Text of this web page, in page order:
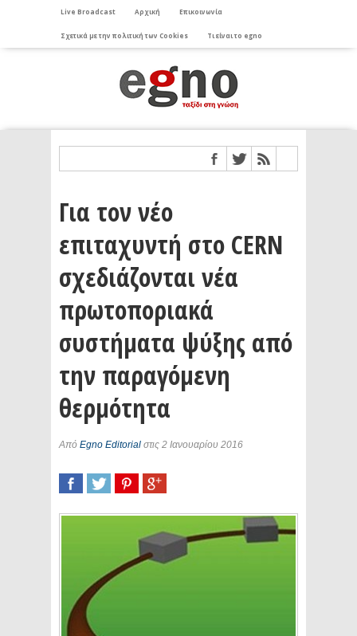
Live Broadcast Αρχική Επικοινωνία
Σχετικά με την πολιτική των Cookies Τι είναι το egno
Για τον νέο
επιταχυντή στο CERN
σχεδιάζονται νέα
πρωτοποριακά
συστήματα ψύξης από
την παραγόμενη
θερμότητα
Από Egno Editorial στις 2 Ιανουαρίου 2016